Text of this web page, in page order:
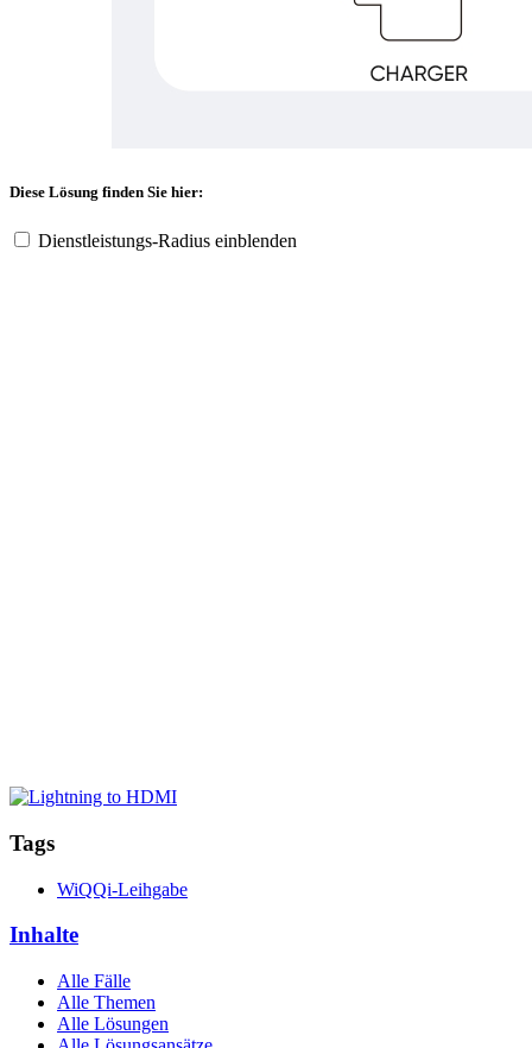
Diese Lösung finden Sie hier:
Dienstleistungs-Radius einblenden
Tags
WiQQi-Leihgabe
Inhalte
Alle Fälle
Alle Themen
Alle Lösungen